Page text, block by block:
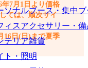
ソナルブース・集中
ィスアクセサリー・備
テリア雑貨
ト・照明
7月1日より価格
ては、順次サイ
16日(日)まで夏季